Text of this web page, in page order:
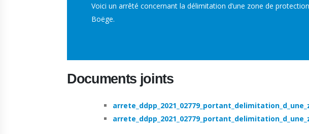
Voici un arrêté concernant la délimitation d’une zone de
Boëge.
Documents joints